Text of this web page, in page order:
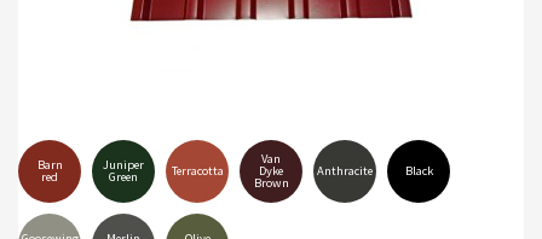
Barn
red
Juniper
Green Terracotta
Van
Dyke
Brown
Anthracite Black